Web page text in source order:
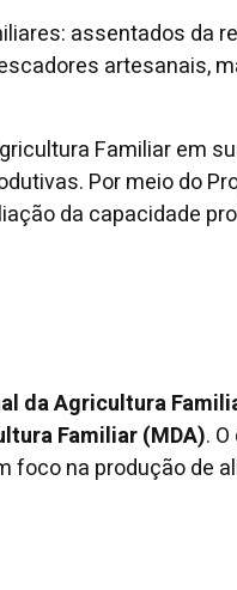
assentados da
artesanais,
Familiar em
Por meio do
da capacidade
da Agricultura
Familiar (MDA).
na produção de